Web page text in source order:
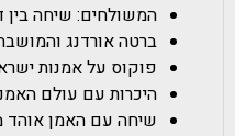
המשולחים: שיחה בין
ברטה אורדנג
פוקוס על אמנות
היכרות עם עולם
שיחה עם האמן אוהד